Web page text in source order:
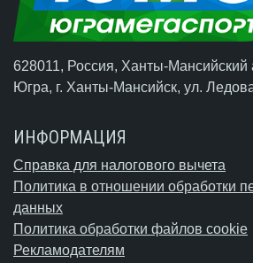
628011, Россия, Ханты-Мансийский
Югра, г. Ханты-Мансийск, ул.
ИНФОРМАЦИЯ
Справка для налогового вычета
Политика в отношении обработки
данных
Политика обработки файлов cookie
Рекламодателям